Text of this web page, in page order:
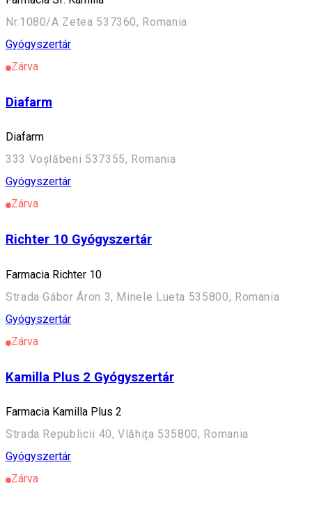
Nr.1080/A Zetea 537360, Romania
Gyógyszertár
Zárva
Diafarm
Diafarm
333 Voșlăbeni 537355, Romania
Gyógyszertár
Zárva
Richter 10 Gyógyszertár
Farmacia Richter 10
Strada Gábor Áron 3, Minele Lueta 535800, Romania
Gyógyszertár
Zárva
Kamilla Plus 2 Gyógyszertár
Farmacia Kamilla Plus 2
Strada Republicii 40, Vlăhița 535800, Romania
Gyógyszertár
Zárva